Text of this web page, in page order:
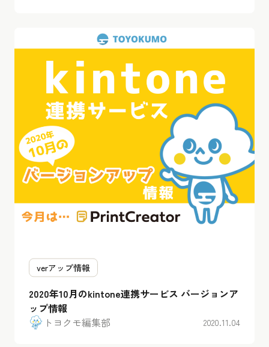
verアップ情報
2020年10月のkintone連携サービス バージョンア
ップ情報
トヨクモ編集部
2020.11.04